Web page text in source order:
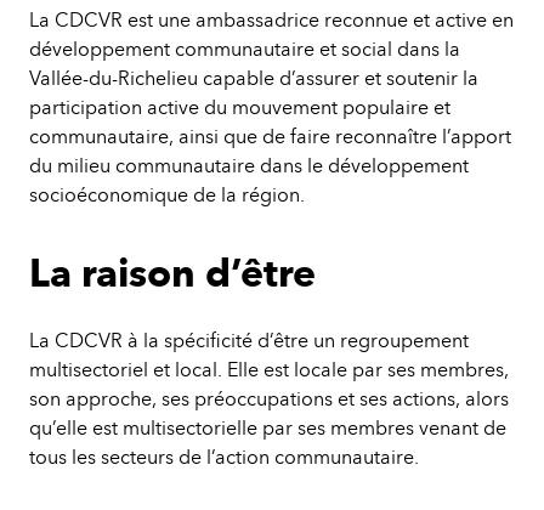
La CDCVR est une ambassadrice reconnue et active en
développement communautaire et social dans la
Vallée-du-Richelieu capable d’assurer et soutenir la
participation active du mouvement populaire et
communautaire, ainsi que de faire reconnaître l’apport
du milieu communautaire dans le développement
socioéconomique de la région.
La raison d’être
La CDCVR à la spécificité d’être un regroupement
multisectoriel et local. Elle est locale par ses membres,
son approche, ses préoccupations et ses actions, alors
qu’elle est multisectorielle par ses membres venant de
tous les secteurs de l’action communautaire.